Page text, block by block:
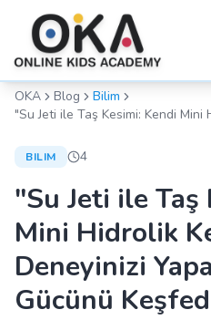
OKA Blog
Bilim
"Su Jeti ile Taş Kesimi: Kendi Mini
BILIM 4
"Su Jeti ile Taş
Mini Hidrolik
Deneyinizi
Gücünü